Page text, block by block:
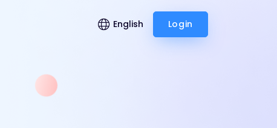
English Login